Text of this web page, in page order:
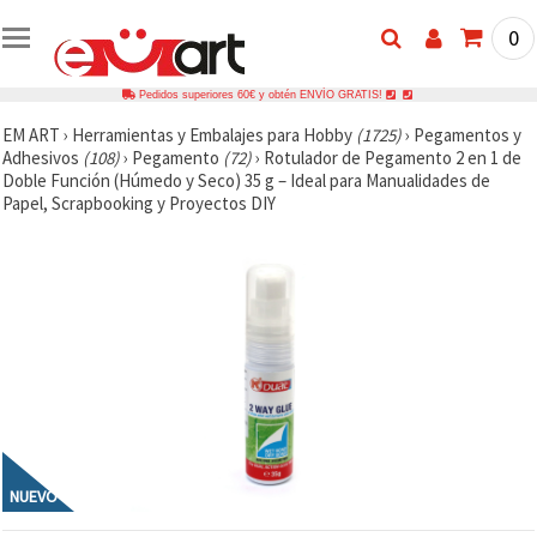
0
Pedidos superiores 60€ y obtén ENVÍO GRATIS!
EM ART › Herramientas y Embalajes para Hobby (1725)› Pegamentos y
Adhesivos (108)› Pegamento (72)› Rotulador de Pegamento 2 en 1 de
Doble Función (Húmedo y Seco) 35 g – Ideal para Manualidades de
Papel, Scrapbooking y Proyectos DIY
NUEVO